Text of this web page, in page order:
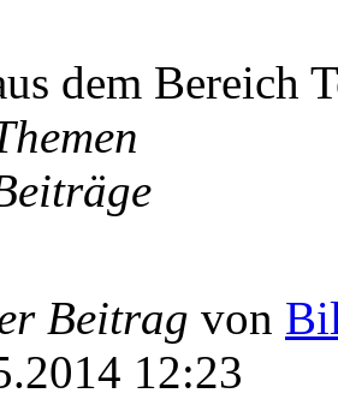
dem Bereich
Beitrag von
12:23